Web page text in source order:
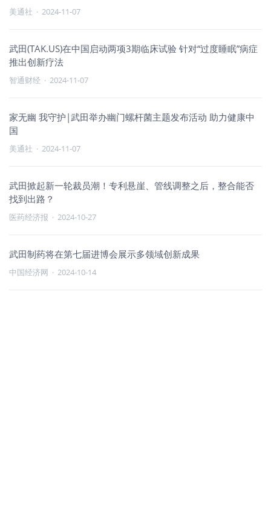
美通社 · 2024-11-07
武田(TAK.US)在中国启动两项3期临床试验 针对“过度睡眠”病症
推出创新疗法
智通财经 · 2024-11-07
家无幽 我守护|武田举办幽门螺杆菌主题发布活动 助力健康中
国
美通社 · 2024-11-07
武田掀起新一轮裁员潮！专利悬崖、管线调整之后，整合能否
找到出路？
医药经济报 · 2024-10-27
武田制药将在第七届进博会展示多领域创新成果
中国经济网 · 2024-10-14